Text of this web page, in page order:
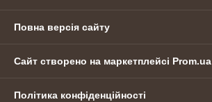
Повна версія сайту
Сайт створено на маркетплейсі Prom.ua
Політика конфіденційності